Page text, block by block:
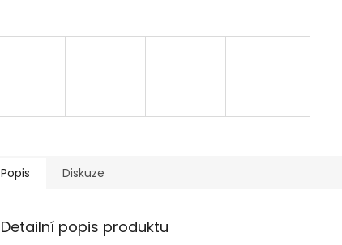
Popis Diskuze
Detailní popis produktu